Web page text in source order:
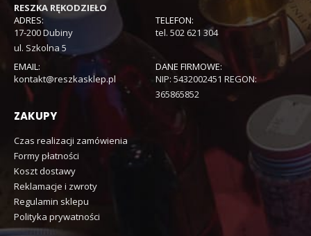
RESZKA RĘKODZIEŁO
ADRES:
17-200 Dubiny
ul. Szkolna 5
TELEFON:
tel. 502 621 304
EMAIL:
kontakt@reszkasklep.pl
DANE FIRMOWE:
NIP: 5432002451 REGON:
365865852
ZAKUPY
Czas realizacji zamówienia
Formy płatności
Koszt dostawy
Reklamacje i zwroty
Regulamin sklepu
Polityka prywatności